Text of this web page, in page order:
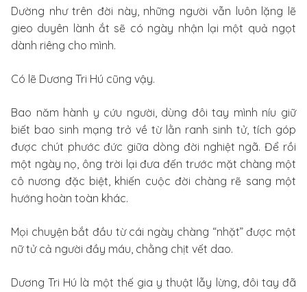
Dường như trên đời này, những người vẫn luôn lặng lẽ
gieo duyên lành ắt sẽ có ngày nhận lại một quả ngọt
dành riêng cho mình.
Có lẽ Dương Tri Hú cũng vậy.
Bao năm hành y cứu người, dùng đôi tay mình níu giữ
biết bao sinh mạng trở về từ lằn ranh sinh tử, tích góp
được chút phước đức giữa dòng đời nghiệt ngã. Để rồi
một ngày nọ, ông trời lại đưa đến trước mặt chàng một
cô nương đặc biệt, khiến cuộc đời chàng rẽ sang một
hướng hoàn toàn khác.
Mọi chuyện bắt đầu từ cái ngày chàng “nhặt” được một
nữ tử cả người đầy máu, chằng chịt vết dao.
Dương Tri Hú là một thế gia y thuật lẫy lừng, đôi tay đã